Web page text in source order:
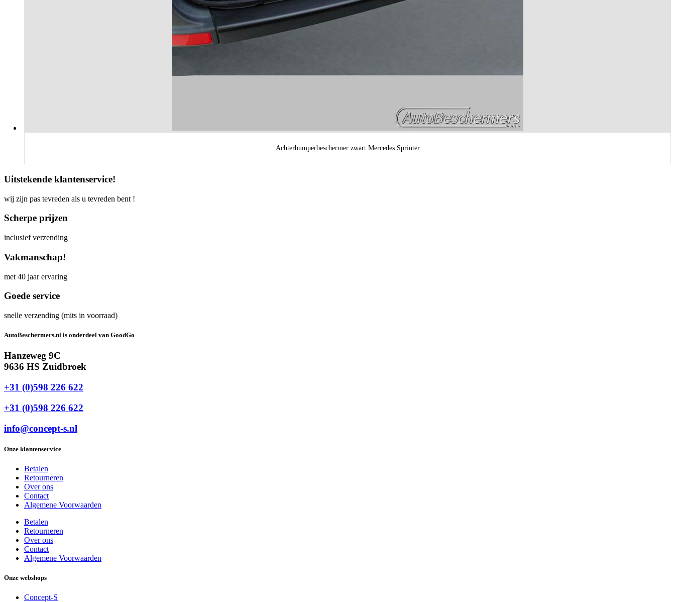
Achterbumperbeschermer zwart Mercedes Sprinter
Uitstekende klantenservice!
wij zijn pas tevreden als u tevreden bent !
Scherpe prijzen
inclusief verzending
Vakmanschap!
met 40 jaar ervaring
Goede service
snelle verzending (mits in voorraad)
AutoBeschermers.nl is onderdeel van GoodGo
Hanzeweg 9C
9636 HS Zuidbroek
+31 (0)598 226 622
+31 (0)598 226 622
info@concept-s.nl
Onze klantenservice
Betalen
Retourneren
Over ons
Contact
Algemene Voorwaarden
Betalen
Retourneren
Over ons
Contact
Algemene Voorwaarden
Onze webshops
Concept-S